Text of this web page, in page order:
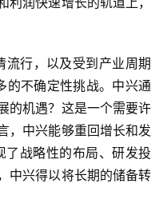
行，以及受到产业周期
的不确定性挑战。中兴通
的机遇？这是一个需要许
，中兴能够重回增长和发
战略性的布局、研发投
中兴得以将长期的储备转